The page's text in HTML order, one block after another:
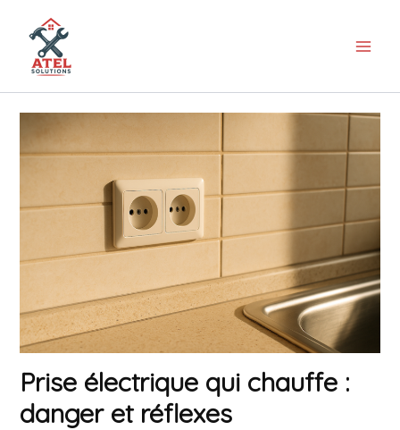
contenu
Prise électrique qui chauffe :
danger et réflexes